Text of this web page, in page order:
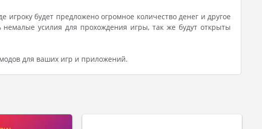
будет предложено огромное количество денег и другое
усилия для прохождения игры, так же будут открыты
для ваших игр и приложений.